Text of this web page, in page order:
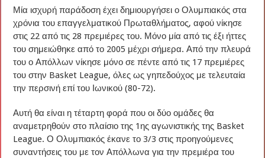
Μία ισχυρή παράδοση έχει δημιουργήσει ο Ολυμπιακός στα
χρόνια του επαγγελματικού Πρωταθλήματος, αφού νίκησε
στις 22 από τις 28 πρεμιέρες του. Μόνο μία από τις έξι ήττες
του σημειώθηκε από το 2005 μέχρι σήμερα. Από την πλευρά
του ο Απόλλων νίκησε μόνο σε πέντε από τις 17 πρεμιέρες
του στην Basket League, όλες ως γηπεδούχος με τελευταία
την περσινή επί του Ιωνικού (80-72).
Αυτή θα είναι η τέταρτη φορά που οι δύο ομάδες θα
αναμετρηθούν στο πλαίσιο της 1ης αγωνιστικής της Basket
League. Ο Ολυμπιακός έκανε το 3/3 στις προηγούμενες
συναντήσεις του με τον Απόλλωνα για την πρεμιέρα του